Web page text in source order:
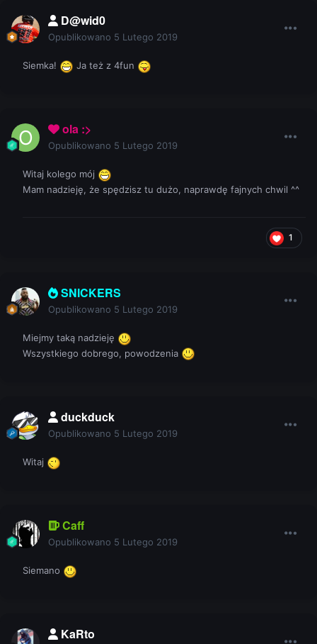
D@wid0
Opublikowano 5 Lutego 2019
Siemka! Ja też z 4fun
ola :>
Opublikowano 5 Lutego 2019
Witaj kolego mój
Mam nadzieję, że spędzisz tu dużo, naprawdę fajnych chwil ^^
1
SNICKERS
Opublikowano 5 Lutego 2019
Miejmy taką nadzieję
Wszystkiego dobrego, powodzenia
duckduck
Opublikowano 5 Lutego 2019
Witaj
Caff
Opublikowano 5 Lutego 2019
Siemano
KaRto